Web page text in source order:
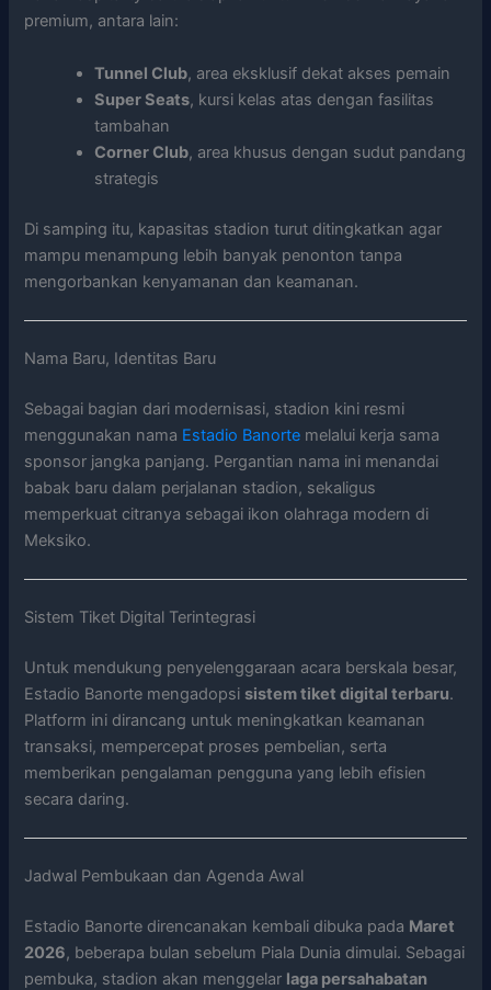
premium, antara lain:
Tunnel Club, area eksklusif dekat akses pemain
Super Seats, kursi kelas atas dengan fasilitas
tambahan
Corner Club, area khusus dengan sudut pandang
strategis
Di samping itu, kapasitas stadion turut ditingkatkan agar
mampu menampung lebih banyak penonton tanpa
mengorbankan kenyamanan dan keamanan.
Nama Baru, Identitas Baru
Sebagai bagian dari modernisasi, stadion kini resmi
menggunakan nama Estadio Banorte melalui kerja sama
sponsor jangka panjang. Pergantian nama ini menandai
babak baru dalam perjalanan stadion, sekaligus
memperkuat citranya sebagai ikon olahraga modern di
Meksiko.
Sistem Tiket Digital Terintegrasi
Untuk mendukung penyelenggaraan acara berskala besar,
Estadio Banorte mengadopsi sistem tiket digital terbaru.
Platform ini dirancang untuk meningkatkan keamanan
transaksi, mempercepat proses pembelian, serta
memberikan pengalaman pengguna yang lebih efisien
secara daring.
Jadwal Pembukaan dan Agenda Awal
Estadio Banorte direncanakan kembali dibuka pada Maret
2026, beberapa bulan sebelum Piala Dunia dimulai. Sebagai
pembuka, stadion akan menggelar laga persahabatan